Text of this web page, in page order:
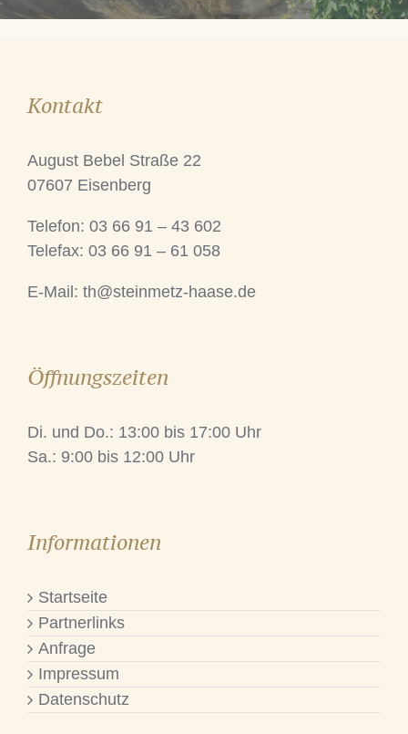
Kontakt
August Bebel Straße 22
07607 Eisenberg
Telefon: 03 66 91 – 43 602
Telefax: 03 66 91 – 61 058
E-Mail: th@steinmetz-haase.de
Öffnungszeiten
Di. und Do.: 13:00 bis 17:00 Uhr
Sa.: 9:00 bis 12:00 Uhr
Informationen
Startseite
Partnerlinks
Anfrage
Impressum
Datenschutz